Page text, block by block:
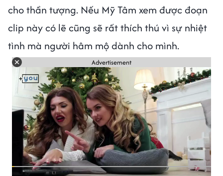
cho thần tượng. Nếu Mỹ Tâm xem được đoạn
clip này có lẽ cũng sẽ rất thích thú vì sự nhiệt
tình mà người hâm mộ dành cho mình.
Advertisement